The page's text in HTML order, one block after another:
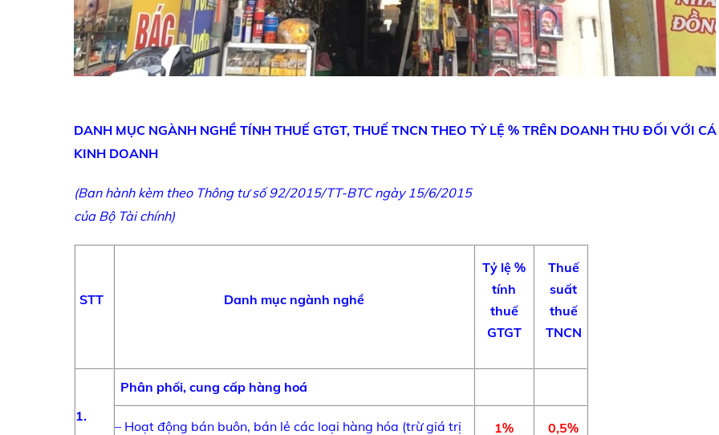
DANH MỤC NGÀNH NGHỀ TÍNH THUẾ GTGT, THUẾ TNCN THEO TỶ LỆ % TRÊN DOANH THU ĐỐI VỚI CÁ
KINH DOANH
(Ban hành kèm theo Thông tư số92/2015/TT-BTC ngày 15/6/2015
của Bộ Tài chính)
STT Danh mục ngành nghề
Tỷ lệ %
tính
thuế
GTGT
Thuế
suất
thuế
TNCN
1.
Phân phối, cung cấp hàng hoá
– Hoạt động bán buôn, bán lẻ các loại hàng hóa (trừ giá trị
1% 0,5%